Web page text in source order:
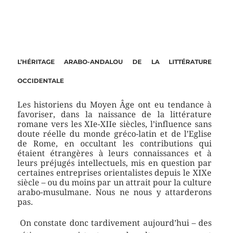
L’HÉRITAGE ARABO-ANDALOU DE LA LITTÉRATURE
OCCIDENTALE
Les historiens du Moyen Âge ont eu tendance à
favoriser, dans la naissance de la littérature
romane vers les XIe-XIIe siècles, l’influence sans
doute réelle du monde gréco-latin et de l’Eglise
de Rome, en occultant les contributions qui
étaient étrangères à leurs connaissances et à
leurs préjugés intellectuels, mis en question par
certaines entreprises orientalistes depuis le XIXe
siècle – ou du moins par un attrait pour la culture
arabo-musulmane. Nous ne nous y attarderons
pas.
On constate donc tardivement aujourd’hui – des